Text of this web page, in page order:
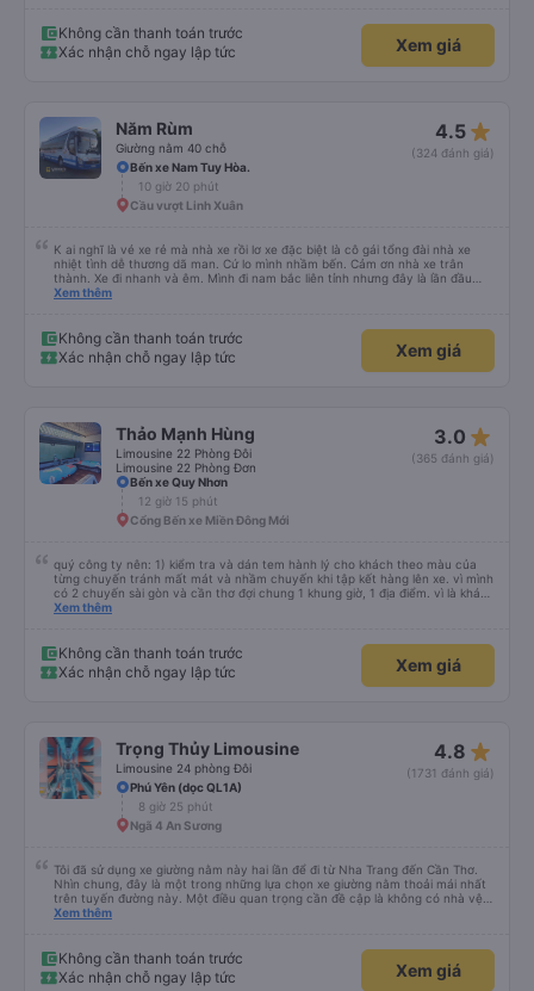
Không cần thanh toán trước
Xác nhận chỗ ngay lập tức
Xem giá
Năm Rùm
Giường nằm 40 chỗ
4.5 star_rate
(324 đánh giá)
Bến xe Nam Tuy Hòa.
10 giờ 20 phút
Cầu vượt Linh Xuân
K ai nghĩ là vé xe rẻ mà nhà xe rồi lơ xe đặc biệt là cô gái tổng đài nhà xe
nhiệt tình dễ thương dã man. Cứ lo mình nhầm bến. Cảm ơn nhà xe trân
thành. Xe đi nhanh và êm. Mình đi nam bắc liên tỉnh nhưng đây là lần đầu
ngủ trên xe quên cả điếu. Kính mong nhà xe hỗ trợ giúp mình lấy lại kỉ bật
Xem thêm
Không cần thanh toán trước
Xác nhận chỗ ngay lập tức
Xem giá
Thảo Mạnh Hùng
Limousine 22 Phòng Đôi
Limousine 22 Phòng Đơn
3.0 star_rate
(365 đánh giá)
Bến xe Quy Nhơn
12 giờ 15 phút
Cổng Bến xe Miền Đông Mới
quý công ty nên: 1) kiểm tra và dán tem hành lý cho khách theo màu của
từng chuyến tránh mất mát và nhầm chuyến khi tập kết hàng lên xe. vì mình
có 2 chuyến sài gòn và cần thơ đợi chung 1 khung giờ, 1 địa điểm. vì là khách
thân thiết của quý công ty nên rất hài lòng và tin tưởng. tuy nhiên rất mong
thì chắc chắn quy công ty là nhà xe được yêu thích và lựa chọn số 1 quy
nhơn. rất cảm ơn quý anh chị em cty cũng như chị Thảo đã lắng nghe và
tiếp nhận. " khách hàng thân thiết nhiều năm của nhà xe từ thời sinh viên"
Xem thêm
Không cần thanh toán trước
Xác nhận chỗ ngay lập tức
Xem giá
Trọng Thủy Limousine
Limousine 24 phòng Đôi
4.8 star_rate
(1731 đánh giá)
Phú Yên (dọc QL1A)
8 giờ 25 phút
Ngã 4 An Sương
Tôi đã sử dụng xe giường nằm này hai lần để đi từ Nha Trang đến Cần Thơ.
Nhìn chung, đây là một trong những lựa chọn xe giường nằm thoải mái nhất
trên tuyến đường này. Một điều quan trọng cần đề cập là không có nhà vệ
sinh trên xe, điều này có thể gây khó chịu trên một hành trình dài xuyên
chậm khoảng một tiếng, nhưng công ty đã thông báo trước cho tôi, nên tôi
không gặp vấn đề gì. Xe khá thoải mái, có chăn và hai gối, và các tài xế lịch
sự và thân thiện. Có các điểm dừng nghỉ vào khoảng 4:00 sáng và 9:00
Xem thêm
Không cần thanh toán trước
Xác nhận chỗ ngay lập tức
Xem giá